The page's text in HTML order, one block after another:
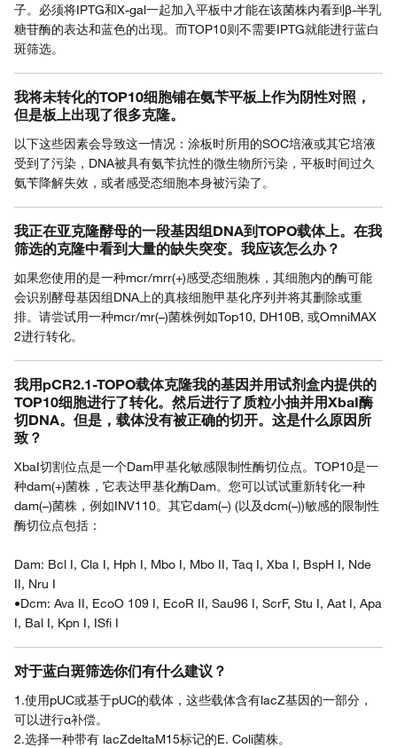
子。必须将IPTG和X-gal一起加入平板中才能在该菌株内看到β-半乳
糖苷酶的表达和蓝色的出现。而TOP10则不需要IPTG就能进行蓝白
斑筛选。
我将未转化的TOP10细胞铺在氨苄平板上作为阴性对照，
但是板上出现了很多克隆。
以下这些因素会导致这一情况：涂板时所用的SOC培液或其它培液
受到了污染，DNA被具有氨苄抗性的微生物所污染，平板时间过久
氨苄降解失效，或者感受态细胞本身被污染了。
我正在亚克隆酵母的一段基因组DNA到TOPO载体上。在我
筛选的克隆中看到大量的缺失突变。我应该怎么办？
如果您使用的是一种mcr/mrr(+)感受态细胞株，其细胞内的酶可能
会识别酵母基因组DNA上的真核细胞甲基化序列并将其删除或重
排。请尝试用一种mcr/mr(–)菌株例如Top10, DH10B, 或OmniMAX
2进行转化。
我用pCR2.1-TOPO载体克隆我的基因并用试剂盒内提供的
TOP10细胞进行了转化。然后进行了质粒小抽并用XbaI酶
切DNA。但是，载体没有被正确的切开。这是什么原因所
致？
XbaI切割位点是一个Dam甲基化敏感限制性酶切位点。TOP10是一
种dam(+)菌株，它表达甲基化酶Dam。您可以试试重新转化一种
dam(–)菌株，例如INV110。其它dam(–) (以及dcm(–))敏感的限制性
酶切位点包括：
Dam: Bcl I, Cla I, Hph I, Mbo I, Mbo II, Taq I, Xba I, BspH I, Nde
II, Nru I
•Dcm: Ava II, EcoO 109 I, EcoR II, Sau96 I, ScrF, Stu I, Aat I, Apa
I, Bal I, Kpn I, ISfi I
对于蓝白斑筛选你们有什么建议？
1.使用pUC或基于pUC的载体，这些载体含有lacZ基因的一部分，
可以进行α补偿。
2.选择一种带有 lacZdeltaM15标记的E. Coli菌株。